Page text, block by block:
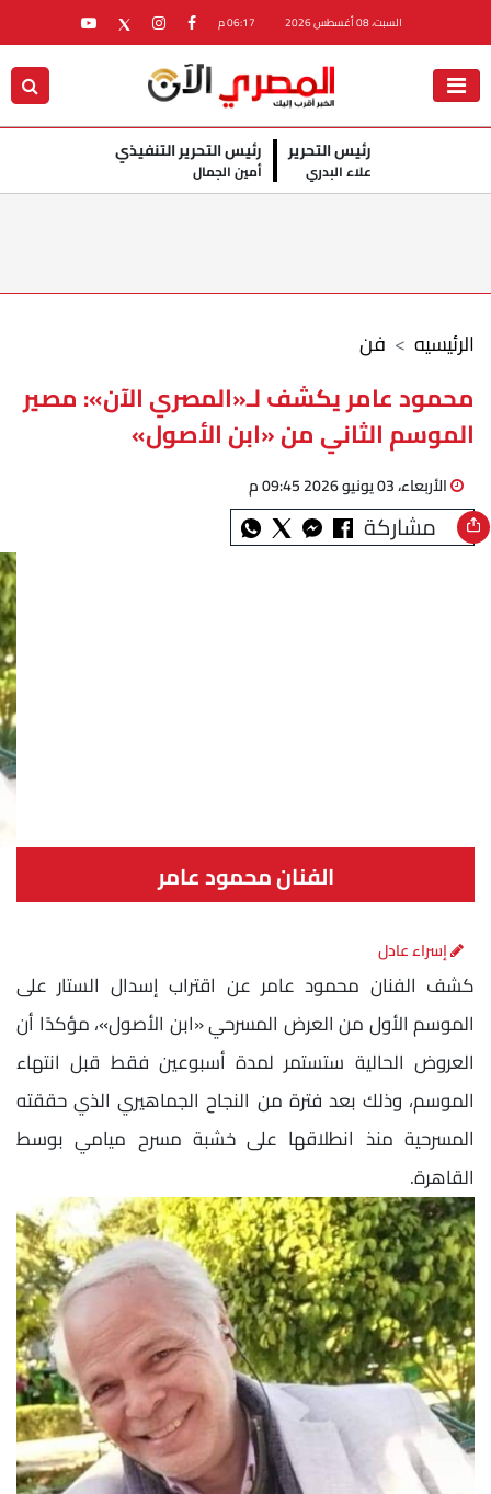
السبت، 08 أغسطس 2026
رئيس التحرير
علاء البدري
رئيس التحرير التنفيذي
أمين الجمال
فن الرئيسيه
محمود عامر يكشف لـ«المصري الآن»: مصير
الموسم الثاني من «ابن الأصول»
الأربعاء، 03 يونيو 2026 09:45 م
مشاركة
الفنان محمود عامر
إسراء عادل
كشف الفنان محمود عامر عن اقتراب إسدال الستار على
الموسم الأول من العرض المسرحي «ابن الأصول»، مؤكدًا أن
العروض الحالية ستستمر لمدة أسبوعين فقط قبل انتهاء
الموسم، وذلك بعد فترة من النجاح الجماهيري الذي حققته
المسرحية منذ انطلاقها على خشبة مسرح ميامي بوسط
القاهرة.